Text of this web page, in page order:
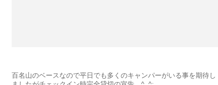
百名山のベースなので平日でも多くのキャンパーがいる事を期待し